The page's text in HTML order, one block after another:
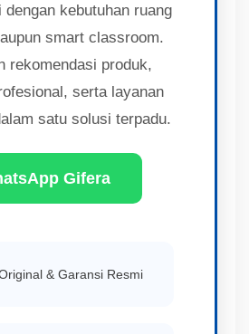
dengan kebutuhan ruang
smart classroom.
rekomendasi produk,
serta layanan
satu solusi terpadu.
Gifera
& Garansi Resmi